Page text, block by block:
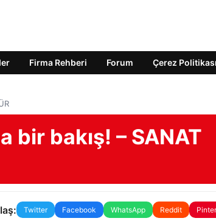
Firma Rehberi Forum Çerez Politikası
bir bakış! – SANAT
Twitter Facebook WhatsApp Reddit